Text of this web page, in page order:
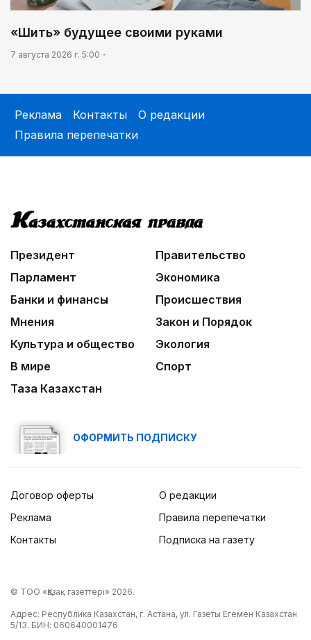
«Шить» будущее своими руками
7 августа 2026 г. 5:00
Реклама Контакты
О редакции
Правила перепечатки
Президент
Правительство
Парламент
Экономика
Банки и финансы
Происшествия
Мнения
Закон и Порядок
Культура и общество
Экология
В мире
Спорт
Таза Казахстан
ОФОРМИТЬ ПОДПИСКУ
Договор оферты
Реклама
Контакты
О редакции
Правила перепечатки
Подписка на газету
© ТОО «Қазақ газеттері» 2026.
Адрес: Республика Казахстан, г. Астана, ул. Газеты Егемен Казахстан
5/13. БИН: 060640001476